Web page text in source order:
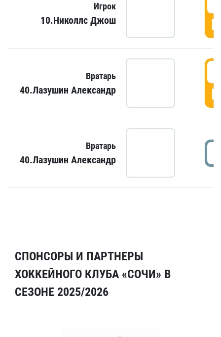
Игрок
10.Николлс Джош
Вратарь
40.Лазушин Александр
Вратарь
40.Лазушин Александр
СПОНСОРЫ И ПАРТНЕРЫ
ХОККЕЙНОГО КЛУБА «СОЧИ» В
СЕЗОНЕ 2025/2026